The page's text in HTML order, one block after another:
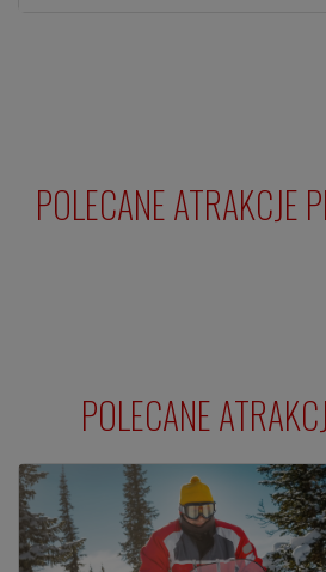
POLECANE ATRAKCJE
POLECANE